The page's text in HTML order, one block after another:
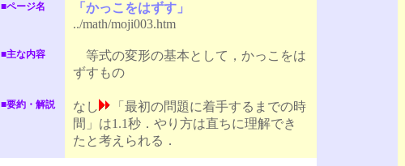
■ページ名
「かっこをはずす」
../math/moji003.htm
■主な内容
等式の変形の基本として，かっこをは
ずすもの
■要約・解説 なし
「最初の問題に着手するまでの時
間」は1.1秒．やり方は直ちに理解でき
たと考えられる．